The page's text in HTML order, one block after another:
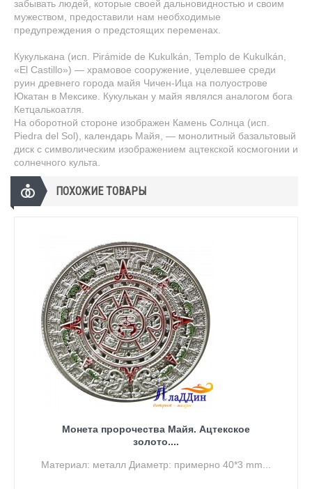
забывать людей, которые своей дальновидностью и своим
мужеством, предоставили нам необходимые
предупреждения о предстоящих переменах.
Кукулькана (исп. Pirámide de Kukulkán, Templo de Kukulkán,
«El Castillo») — храмовое сооружение, уцелевшее среди
руин древнего города майя Чичен-Ица на полуострове
Юкатан в Мексике. Кукулькан у майя являлся аналогом бога
Кетцалькоатля.
На оборотной стороне изображен Камень Солнца (исп.
Piedra del Sol), календарь Майя, — монолитный базальтовый
диск с символическим изображением ацтекской космогонии и
солнечного культа.
ПОХОЖИЕ ТОВАРЫ
Монета пророчества Майя. Ацтекское
золото....
Материал: металл Диаметр: примерно 40*3 mm...